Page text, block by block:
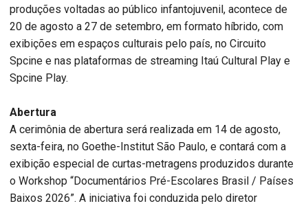
produções voltadas ao público infantojuvenil, acontece de
20 de agosto a 27 de setembro, em formato híbrido, com
exibições em espaços culturais pelo país, no Circuito
Spcine e nas plataformas de streaming Itaú Cultural Play e
Spcine Play.
Abertura
A cerimônia de abertura será realizada em 14 de agosto,
sexta-feira, no Goethe-Institut São Paulo, e contará com a
exibição especial de curtas-metragens produzidos durante
o Workshop “Documentários Pré-Escolares Brasil / Países
Baixos 2026”. A iniciativa foi conduzida pelo diretor